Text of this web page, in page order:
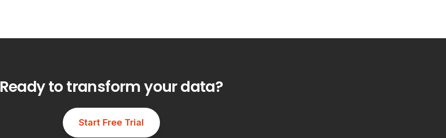
Ready to transform your data?
Start Free Trial